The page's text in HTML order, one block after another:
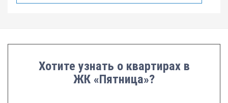
Хотите узнать о квартирах в
ЖК «Пятница»?